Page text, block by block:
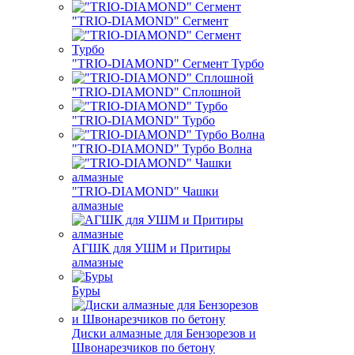
"TRIO-DIAMOND" Сегмент
"TRIO-DIAMOND" Сегмент Турбо
"TRIO-DIAMOND" Сплошной
"TRIO-DIAMOND" Турбо
"TRIO-DIAMOND" Турбо Волна
"TRIO-DIAMOND" Чашки
алмазные
АГШК для УШМ и Притиры
алмазные
Буры
Диски алмазные для Бензорезов и
Швонарезчиков по бетону